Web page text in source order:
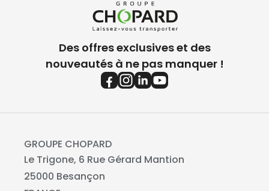
Des offres exclusives et des
nouveautés à ne pas manquer !
GROUPE CHOPARD
Le Trigone, 6 Rue Gérard Mantion
25000 Besançon